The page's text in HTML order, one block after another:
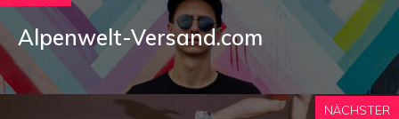
Alpenwelt-Versand.com
NÄCHSTER